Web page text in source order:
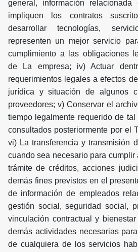
general, información
impliquen los contratos
desarrollar tecnologías,
representen un mejor servicio
cumplimiento a las obligaciones
de La empresa; iv) Actuar
requerimientos legales a efectos
jurídica y situación de algunos
proveedores; v) Conservar el
tiempo legalmente requerido de
consultados posteriormente por el
vi) La transferencia y transmisión
cuando sea necesario para cumplir
trámite de créditos, acciones
demás fines previstos en el
de información de empleados
gestión social, seguridad social,
vinculación contractual y
demás actividades necesarias
de cualquiera de los servicios